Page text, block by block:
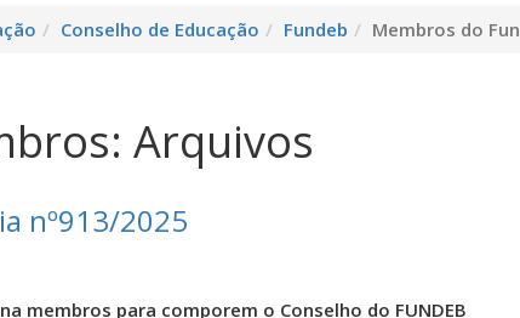
Conselho de Educação Fundeb Membros do
Arquivos
nº913/2025
membros para comporem o Conselho do FUNDEB